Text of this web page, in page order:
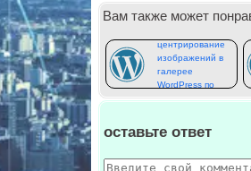
Вам также может
центрирование
изображений в
галерее
WordPress по
оставьте ответ